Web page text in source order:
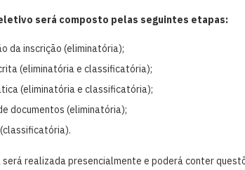
será composto pelas seguintes etapas:
da inscrição (eliminatória);
(eliminatória e classificatória);
(eliminatória e classificatória);
documentos (eliminatória);
realizada presencialmente e poderá conter